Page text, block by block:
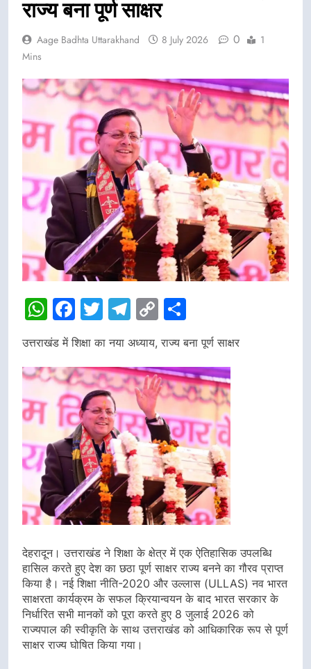
राज्य बना पूर्ण साक्षर
Aage Badhta Uttarakhand 8 July 2026 0
1
Mins
WhatsApp
Facebook
Twitter
Telegram
Copy
उत्तराखंड में शिक्षा का नया अध्याय, राज्य बना पूर्ण साक्षर
देहरादून। उत्तराखंड ने शिक्षा के क्षेत्र में एक ऐतिहासिक उपलब्धि
हासिल करते हुए देश का छठा पूर्ण साक्षर राज्य बनने का गौरव प्राप्त
किया है। नई शिक्षा नीति-2020 और उल्लास (ULLAS) नव भारत
साक्षरता कार्यक्रम के सफल क्रियान्वयन के बाद भारत सरकार के
निर्धारित सभी मानकों को पूरा करते हुए 8 जुलाई 2026 को
राज्यपाल की स्वीकृति के साथ उत्तराखंड को आधिकारिक रूप से पूर्ण
साक्षर राज्य घोषित किया गया।